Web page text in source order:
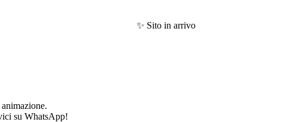
✨ Sito in arrivo
su WhatsApp!